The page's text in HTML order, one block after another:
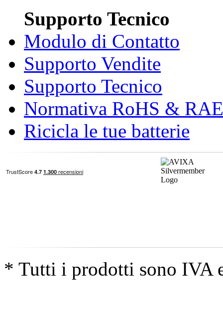
Supporto Tecnico
Modulo di Contatto
Supporto Vendite
Supporto Tecnico
Normativa RoHS &
Ricicla le tue batterie
* Tutti i prodotti sono IVA